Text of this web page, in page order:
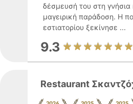
δέσμευσή του στη γνήσια
μαγειρική παράδοση. Η
εστιατορίου ξεκίνησε ...
9.3
Restaurant